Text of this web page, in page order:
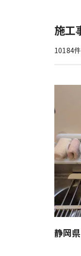
工事費
施工
10184
静岡